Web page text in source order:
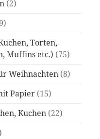
(2)
Torten,
Muffins etc.) (75)
Weihnachten (8)
Papier (15)
Kuchen (22)